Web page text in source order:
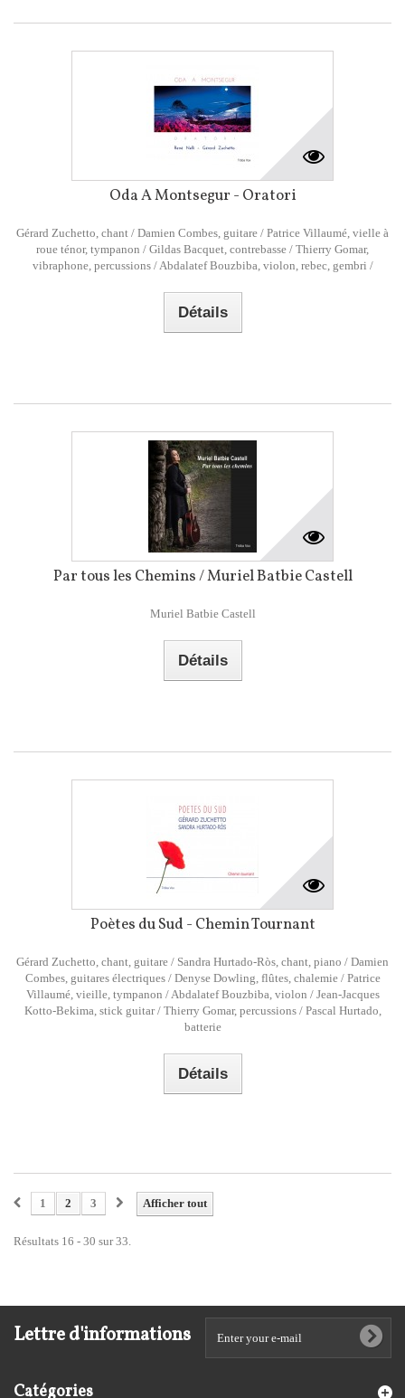
Oda A Montsegur - Oratori
Gérard Zuchetto, chant / Damien Combes, guitare / Patrice Villaumé, vielle à
roue ténor, tympanon / Gildas Bacquet, contrebasse / Thierry Gomar,
vibraphone, percussions / Abdalatef Bouzbiba, violon, rebec, gembri /
Détails
Par tous les Chemins / Muriel Batbie Castell
Muriel Batbie Castell
Détails
Poètes du Sud - Chemin Tournant
Gérard Zuchetto, chant, guitare / Sandra Hurtado-Ròs, chant, piano / Damien
Combes, guitares électriques / Denyse Dowling, flûtes, chalemie / Patrice
Villaumé, vieille, tympanon / Abdalatef Bouzbiba, violon / Jean-Jacques
Kotto-Bekima, stick guitar / Thierry Gomar, percussions / Pascal Hurtado,
batterie
Détails
Afficher tout
1 2 3
Résultats 16 - 30 sur 33.
Lettre d'informations
Catégories